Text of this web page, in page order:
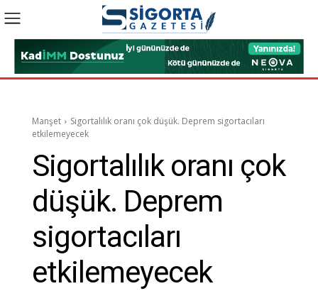
Manşet
Sigortalılık oranı çok düşük. Deprem sigortacıları
etkilemeyecek
Sigortalılık oranı çok
düşük. Deprem
sigortacıları
etkilemeyecek